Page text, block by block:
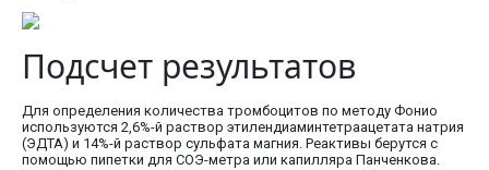
Подсчет результатов
Для определения количества тромбоцитов по методу Фонио
используются 2,6%-й раствор этилендиаминтетраацетата натрия
(ЭДТА) и 14%-й раствор сульфата магния. Реактивы берутся с
помощью пипетки для СОЭ-метра или капилляра Панченкова.